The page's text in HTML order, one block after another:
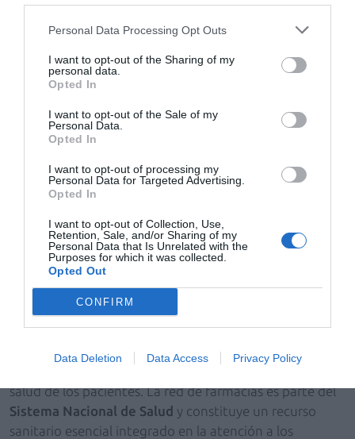
Personal Data Processing Opt Outs
I want to opt-out of the Sharing of my
personal data.
Opted In
I want to opt-out of the Sale of my
Personal Data.
Opted In
I want to opt-out of processing my
Personal Data for Targeted Advertising.
Opted In
I want to opt-out of Collection, Use,
Retention, Sale, and/or Sharing of my
Personal Data that Is Unrelated with the
Purposes for which it was collected.
Opted Out
CONFIRM
Data Deletion Data Access Privacy Policy
equidad farmacéutica deEuropa", afirman.
El CGCOF asegura que mientras la
liberalización "que no goza de apoyo social ni político",
los ciudadanos reconocen "ampliamente el valor de
esencial mejor valorado y el más accesible para los
españoles con un 8,2 sobre 10, según el CIS
Consejo Generalconsidera prioritario
reforzar y
proteger un modelo que funciona
sitúa la salud pública, la protección de los pacientes y la
cohesión territorial por encima de intereses puramente
mercantiles.
Un recurso sanitario esencial
Como indican desde el CGCOF, "la farmacia comunitaria,
tal y como contempla la ley, es un establecimiento
salud de los pacientes. La red de farmacias es parte del
Sistema Nacional de Salud y constituye un recurso
sanitario esencial integrado en la atención a los